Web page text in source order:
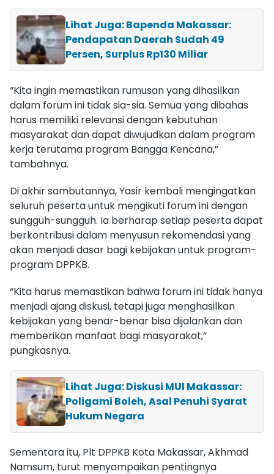
Lihat Juga: Bapenda Makassar:
Pendapatan Daerah Sudah 49
Persen, Surplus Rp130 Miliar
“Kita ingin memastikan rumusan yang dihasilkan
dalam forum ini tidak sia-sia. Semua yang dibahas
harus memiliki relevansi dengan kebutuhan
masyarakat dan dapat diwujudkan dalam program
kerja terutama program Bangga Kencana,”
tambahnya.
Di akhir sambutannya, Yasir kembali mengingatkan
seluruh peserta untuk mengikuti forum ini dengan
sungguh-sungguh. Ia berharap setiap peserta dapat
berkontribusi dalam menyusun rekomendasi yang
akan menjadi dasar bagi kebijakan untuk program-
program DPPKB.
“Kita harus memastikan bahwa forum ini tidak hanya
menjadi ajang diskusi, tetapi juga menghasilkan
kebijakan yang benar-benar bisa dijalankan dan
memberikan manfaat bagi masyarakat,”
pungkasnya.
Lihat Juga: Diskusi MUI Makassar:
Poligami Boleh, Asal Penuhi Syarat
Hukum Negara
Sementara itu, Plt DPPKB Kota Makassar, Akhmad
Namsum, turut menyampaikan pentingnya